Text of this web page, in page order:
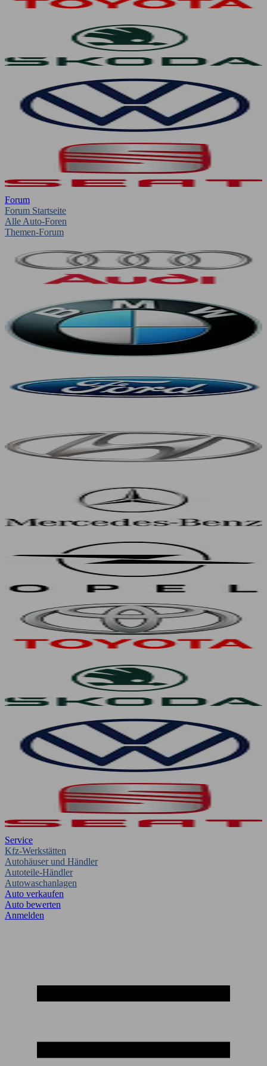
Forum
Forum Startseite
Alle Auto-Foren
Themen-Forum
Service
Kfz-Werkstätten
Autohäuser und Händler
Autoteile-Händler
Autowaschanlagen
Auto verkaufen
Auto bewerten
Anmelden